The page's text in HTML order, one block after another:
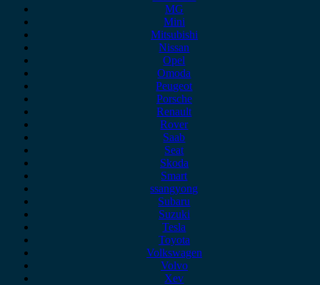
MG
Mini
Mitsubishi
Nissan
Opel
Omoda
Peugeot
Porsche
Renault
Rover
Saab
Seat
Skoda
Smart
ssangyong
Subaru
Suzuki
Tesla
Toyota
Volkswagen
Volvo
Xev